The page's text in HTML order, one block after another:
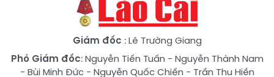
Giám đốc : Lê Trường Giang
Phó Giám đốc:Nguyễn Tiến Tuấn - Nguyễn Thành Nam
- Bùi Minh Đức- Nguyễn Quốc Chiến - Trần Thu Hiền